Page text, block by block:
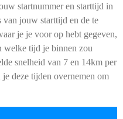
startnummer en starttijd in
van jouw starttijd en de te
je je voor op hebt gegeven,
welke tijd je binnen zou
snelheid van 7 en 14km per
deze tijden overnemen om